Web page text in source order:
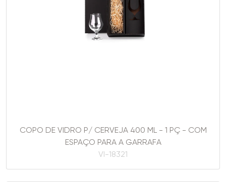
COPO DE VIDRO P/ CERVEJA 400 ML - 1 PÇ - COM
ESPAÇO PARA A GARRAFA
VI-18321